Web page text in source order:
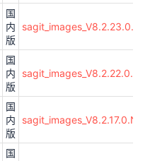
国
内
版
国
内
版
国
内
版
国